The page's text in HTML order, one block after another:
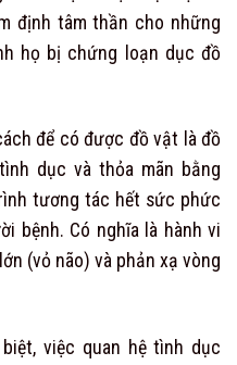
định tâm thần cho những
họ bị chứng loạn dục đồ
để có được đồ vật là đồ
dục và thỏa mãn bằng
tương tác hết sức phức
bệnh. Có nghĩa là hành vi
(vỏ não) và phản xạ vòng
việc quan hệ tình dục